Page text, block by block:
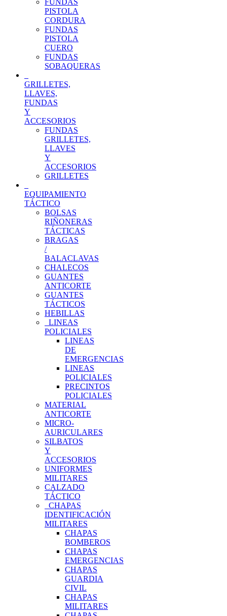
FUNDAS
PISTOLA
CORDURA
FUNDAS
PISTOLA
CUERO
FUNDAS
SOBAQUERAS
GRILLETES,
LLAVES,
FUNDAS
Y
ACCESORIOS
FUNDAS
GRILLETES,
LLAVES
Y
ACCESORIOS
GRILLETES
EQUIPAMIENTO
TÁCTICO
BOLSAS
RIÑONERAS
TÁCTICAS
BRAGAS
/
BALACLAVAS
CHALECOS
GUANTES
ANTICORTE
GUANTES
TÁCTICOS
HEBILLAS
LINEAS
POLICIALES
LINEAS
DE
EMERGENCIAS
LINEAS
POLICIALES
PRECINTOS
POLICIALES
MATERIAL
ANTICORTE
MICRO-
AURICULARES
SILBATOS
Y
ACCESORIOS
UNIFORMES
MILITARES
CALZADO
TÁCTICO
CHAPAS
IDENTIFICACIÓN
MILITARES
CHAPAS
BOMBEROS
CHAPAS
EMERGENCIAS
CHAPAS
GUARDIA
CIVIL
CHAPAS
MILITARES